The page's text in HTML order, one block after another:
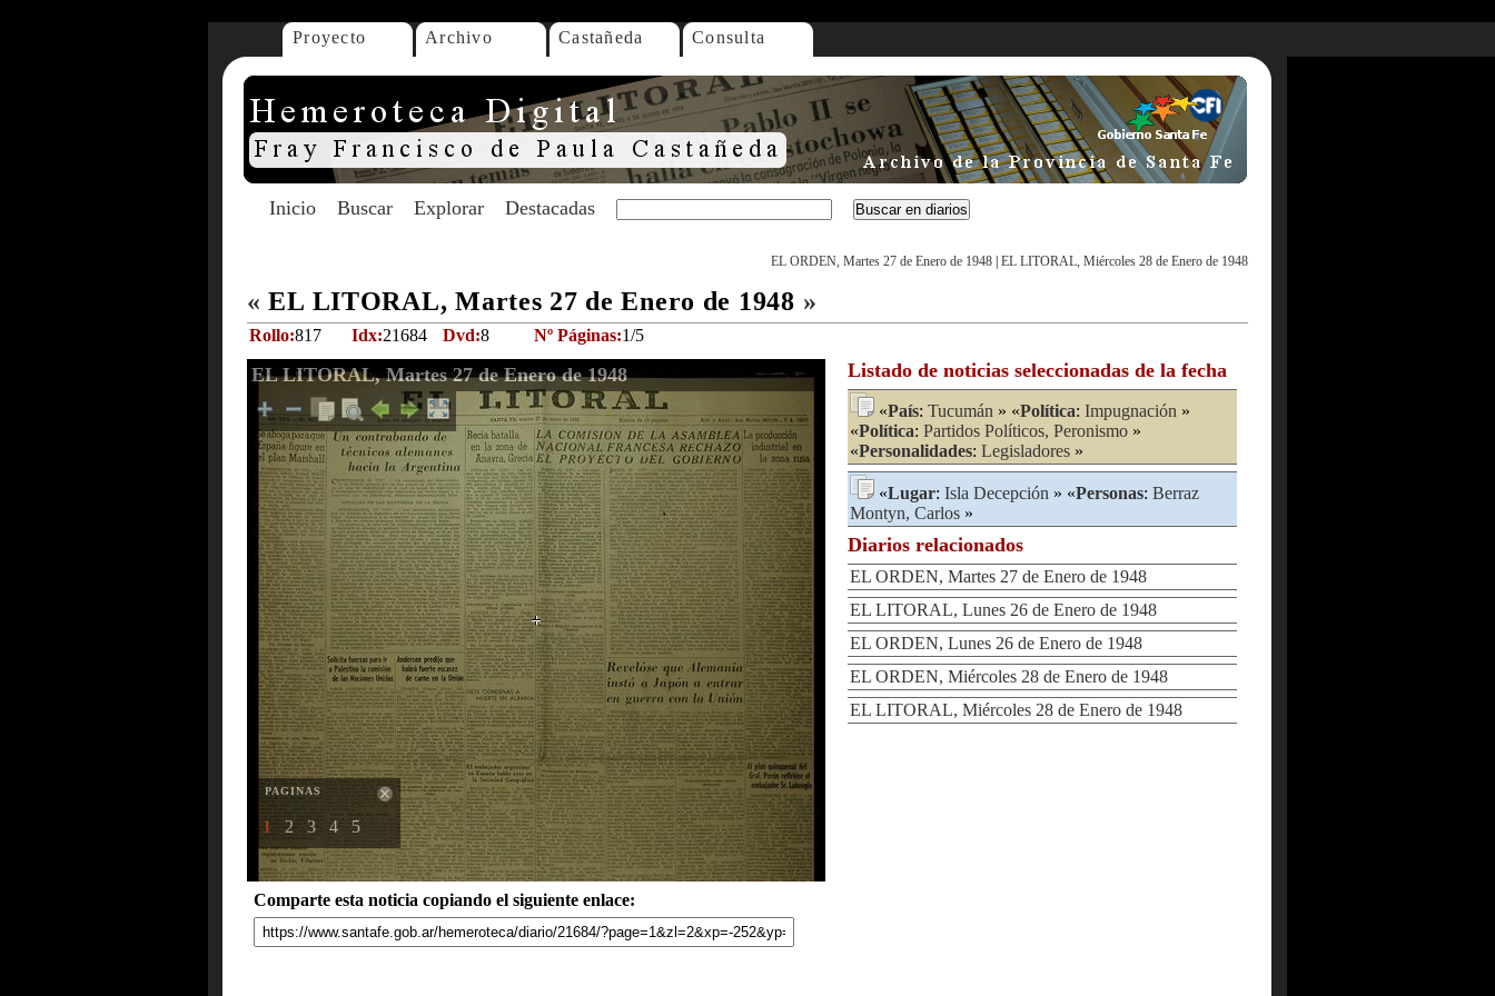
Proyecto Archivo Castañeda Consulta
Inicio Buscar Explorar Destacadas
EL ORDEN, Martes 27 de Enero de 1948 EL LITORAL, Miércoles 28 de Enero de 1948
« EL LITORAL, Martes 27 de Enero de 1948 »
Rollo:817 Idx:21684 Dvd:8 Nº Páginas:1/5
EL LITORAL, Martes 27 de Enero de 1948
PAGINAS
1 2 3 4 5
Comparte esta noticia copiando el siguiente enlace:
Listado de noticias seleccionadas de la fecha
«País: Tucumán » «Política: Impugnación »
«Política: Partidos Políticos, Peronismo »
«Personalidades: Legisladores »
«Lugar: Isla Decepción » «Personas: Berraz
Montyn, Carlos »
Diarios relacionados
EL ORDEN, Martes 27 de Enero de 1948
EL LITORAL, Lunes 26 de Enero de 1948
EL ORDEN, Lunes 26 de Enero de 1948
EL ORDEN, Miércoles 28 de Enero de 1948
EL LITORAL, Miércoles 28 de Enero de 1948